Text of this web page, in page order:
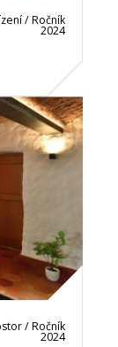
/ Ročník
2024
/ Ročník
2024